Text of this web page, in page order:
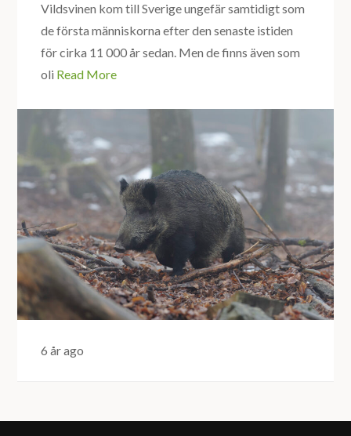
Vildsvinen kom till Sverige ungefär samtidigt som
de första människorna efter den senaste istiden
för cirka 11 000 år sedan. Men de finns även som
oli Read More
6 år ago